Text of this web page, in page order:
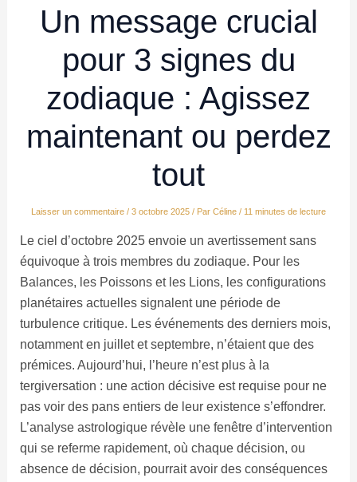
Un message crucial
pour 3 signes du
zodiaque : Agissez
maintenant ou perdez
tout
Laisser un commentaire / 3 octobre 2025 / Par Céline / 11 minutes de lecture
Le ciel d’octobre 2025 envoie un avertissement sans
équivoque à trois membres du zodiaque. Pour les
Balances, les Poissons et les Lions, les configurations
planétaires actuelles signalent une période de
turbulence critique. Les événements des derniers mois,
notamment en juillet et septembre, n’étaient que des
prémices. Aujourd’hui, l’heure n’est plus à la
tergiversation : une action décisive est requise pour ne
pas voir des pans entiers de leur existence s’effondrer.
L’analyse astrologique révèle une fenêtre d’intervention
qui se referme rapidement, où chaque décision, ou
absence de décision, pourrait avoir des conséquences